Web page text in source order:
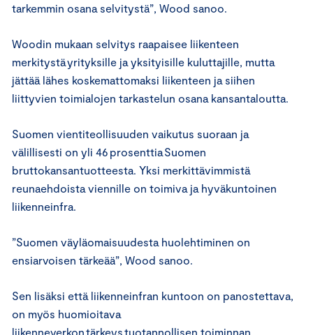
tarkemmin osana selvitystä”, Wood sanoo.
Woodin mukaan selvitys raapaisee liikenteen
merkitystä yrityksille ja yksityisille kuluttajille, mutta
jättää lähes koskemattomaksi liikenteen ja siihen
liittyvien toimialojen tarkastelun osana kansantaloutta.
Suomen vientiteollisuuden vaikutus suoraan ja
välillisesti on yli 46 prosenttia Suomen
bruttokansantuotteesta. Yksi merkittävimmistä
reunaehdoista viennille on toimiva ja hyväkuntoinen
liikenneinfra.
”Suomen väyläomaisuudesta huolehtiminen on
ensiarvoisen tärkeää”, Wood sanoo.
Sen lisäksi että liikenneinfran kuntoon on panostettava,
on myös huomioitava
liikenneverkon tärkeys tuotannollisen toiminnan